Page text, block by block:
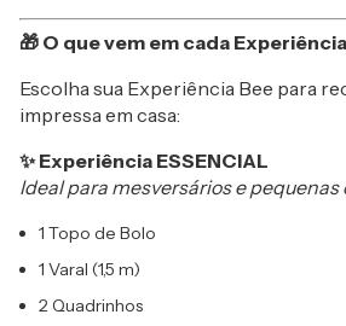
🎁 O que vem em cada
Escolha sua Experiência Bee para
impressa em casa:
✨ Experiência ESSENCIAL
Ideal para mesversários e
1 Topo de Bolo
1 Varal (1,5 m)
2 Quadrinhos